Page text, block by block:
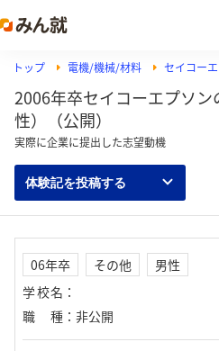
トップ 電機/機械/材料 セイコー
2006年卒セイコーエプソ
性）（公開）
実際に企業に提出した志望動機
体験記を投稿する
06年卒 その他
男性
学校名 ：
職種 ： 非公開